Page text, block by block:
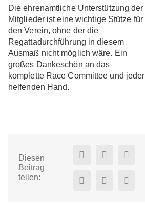
Die ehrenamtliche Unterstützung der
Mitglieder ist eine wichtige Stütze für
den Verein, ohne der die
Regattadurchführung in diesem
Ausmaß nicht möglich wäre. Ein
großes Dankeschön an das
komplette Race Committee und jeder
helfenden Hand.
Diesen
Beitrag
teilen: